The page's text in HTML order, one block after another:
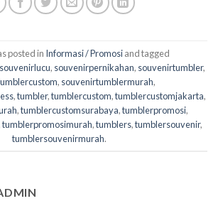
posted in Informasi / Promosiand tagged
souvenirlucu, souvenirpernikahan, souvenirtumbler,
, souvenirtumblermurah,
,tumbler,tumblercustom,tumblercustomjakarta,
,tumblercustomsurabaya,tumblerpromosi,
tumblerpromosimurah,tumblers,tumblersouvenir,
tumblersouvenirmurah.